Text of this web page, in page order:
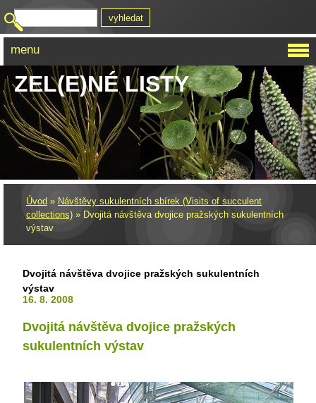
ZEL(E)NÉ LISTY
Úvod » Návštěvy sukulentních sbírek (Visits of succulent
collections) » Dvojitá návštěva dvojice pražských sukulentních
výstav
Dvojitá návštěva dvojice pražských sukulentních
výstav
16. 8. 2008
Dvojitá návštěva dvojice pražských
sukulentních výstav
menu